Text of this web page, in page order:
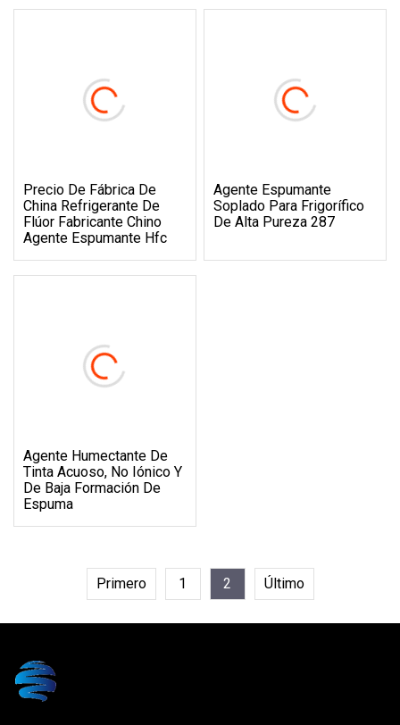
Precio De Fábrica De
China Refrigerante De
Flúor Fabricante Chino
Agente Espumante Hfc
Agente Espumante
Soplado Para Frigorífico
De Alta Pureza 287
Agente Humectante De
Tinta Acuoso, No Iónico Y
De Baja Formación De
Espuma
Primero 1 2 Último